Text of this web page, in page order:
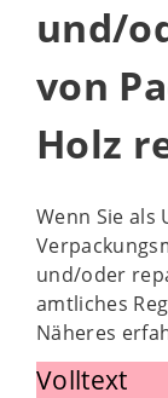
und/
von
Holz
Wenn Sie
und/oder
amtliches
Näheres
Volltext